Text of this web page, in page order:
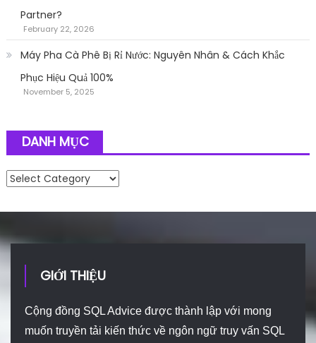
Partner?
February 22, 2026
Máy Pha Cà Phê Bị Rỉ Nước: Nguyên Nhân & Cách Khắc
Phục Hiệu Quả 100%
November 5, 2025
DANH MỤC
Danh mục
GIỚI THIỆU
Cộng đồng SQL Advice được thành lập với mong
muốn truyền tải kiến thức về ngôn ngữ truy vấn SQL